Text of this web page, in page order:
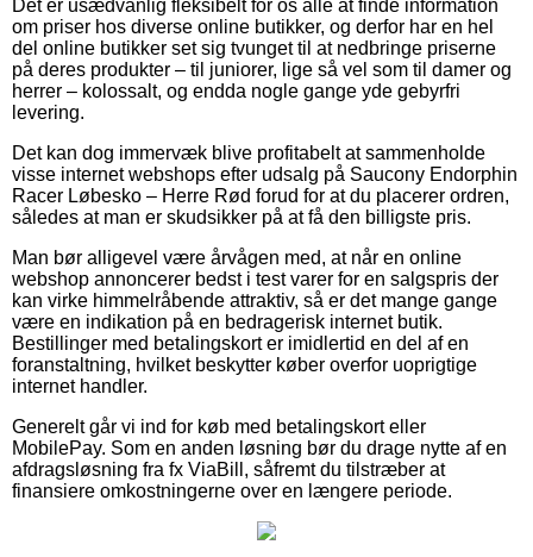
Det er usædvanlig fleksibelt for os alle at finde information
om priser hos diverse online butikker, og derfor har en hel
del online butikker set sig tvunget til at nedbringe priserne
på deres produkter – til juniorer, lige så vel som til damer og
herrer – kolossalt, og endda nogle gange yde gebyrfri
levering.
Det kan dog immervæk blive profitabelt at sammenholde
visse internet webshops efter udsalg på Saucony Endorphin
Racer Løbesko – Herre Rød forud for at du placerer ordren,
således at man er skudsikker på at få den billigste pris.
Man bør alligevel være årvågen med, at når en online
webshop annoncerer bedst i test varer for en salgspris der
kan virke himmelråbende attraktiv, så er det mange gange
være en indikation på en bedragerisk internet butik.
Bestillinger med betalingskort er imidlertid en del af en
foranstaltning, hvilket beskytter køber overfor uoprigtige
internet handler.
Generelt går vi ind for køb med betalingskort eller
MobilePay. Som en anden løsning bør du drage nytte af en
afdragsløsning fra fx ViaBill, såfremt du tilstræber at
finansiere omkostningerne over en længere periode.